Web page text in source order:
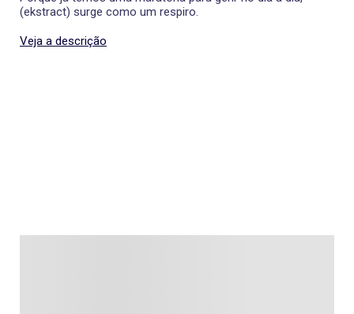
(ekstract) surge como um respiro.
Veja a descrição